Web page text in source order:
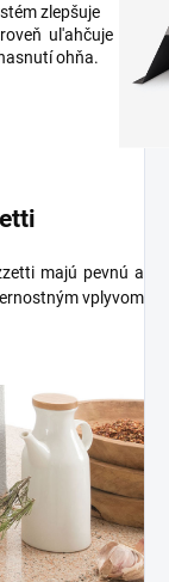
zlepšuje
ul'ahčuje
ohňa.
majú pevnú a
vplyvom